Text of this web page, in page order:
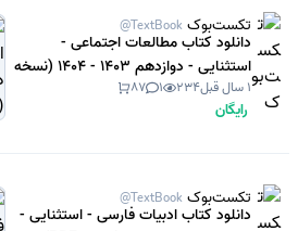
تکست‌بوک @TextBook
دانلود کتاب مطالعات اجتماعی -
استثنایی - دوازدهم 1403 - 1404 (نسخه
PDF)1 سال قبل 234
1
87
رایگان
تکست‌بوک @TextBook
دانلود کتاب ادبیات فارسی - استثنایی -